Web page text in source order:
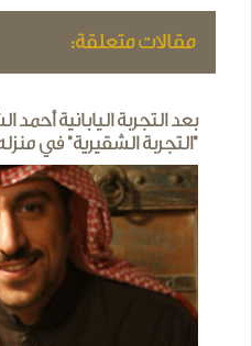
مقالات متعلقة:
بعد التجربة اليابانية
"التجربة الشقيرية" في